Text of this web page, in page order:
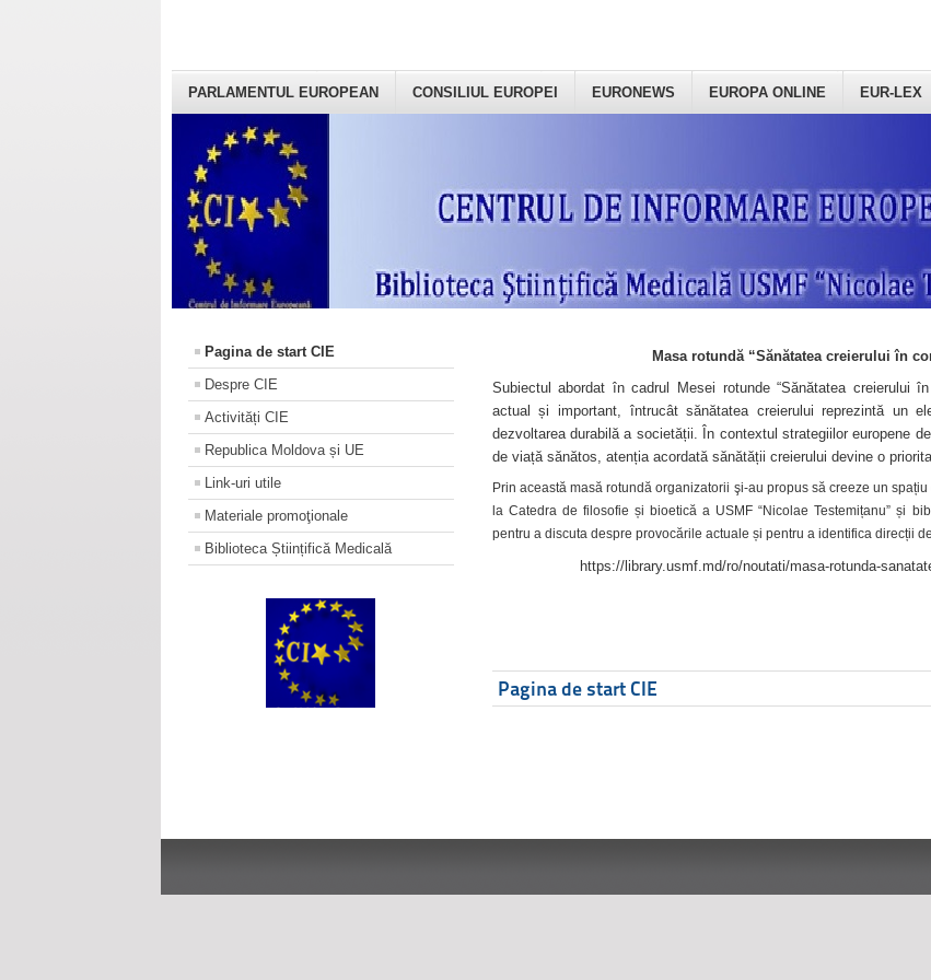
PARLAMENTUL EUROPEAN CONSILIUL EUROPEI EURONEWS EUROPA ONLINE EUR-LEX
Pagina de start CIE
Despre CIE
Activități CIE
Republica Moldova și UE
Link-uri utile
Materiale promoţionale
Biblioteca Științifică Medicală
Masa rotundă “Sănătatea creierului în
Subiectul abordat în cadrul Mesei rotunde “Sănătatea creierului
actual și important, întrucât sănătatea creierului reprezintă un
dezvoltarea durabilă a societății. În contextul strategiilor europene
de viață sănătos, atenția acordată sănătății creierului devine o
Prin această masă rotundă organizatorii şi-au propus să creeze un
la Catedra de filosofie și bioetică a USMF “Nicolae Testemițanu” și
pentru a discuta despre provocările actuale și pentru a identifica direcții
https://library.usmf.md/ro/noutati/masa-rotunda-
Pagina de start CIE